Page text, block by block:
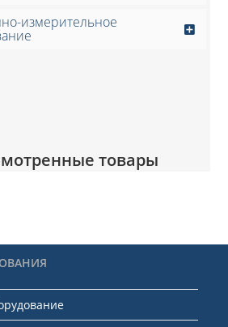
измерительное
товары